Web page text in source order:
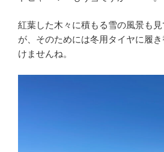
紅葉した木々に積もる雪の風景も
が、そのためには冬用タイヤに履
けませんね。